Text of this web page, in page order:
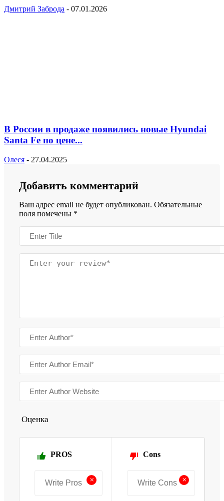
Дмитрий Заброда - 07.01.2026
В России в продаже появились новые Hyundai
Santa Fe по цене...
Олеся - 27.04.2025
Добавить комментарий
Ваш адрес email не будет опубликован. Обязательные
поля помечены *
Оценка
PROS
+
Cons
+